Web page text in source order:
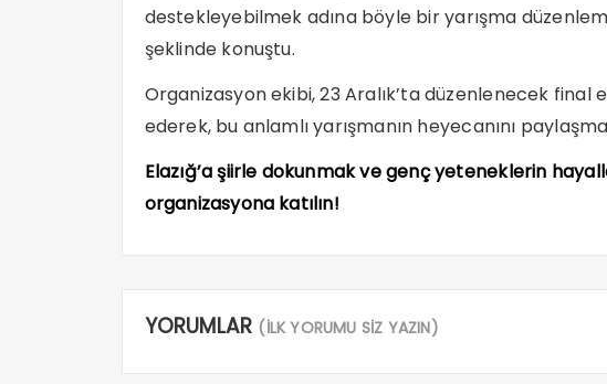
destekleyebilmek adına böyle bir yarışma
şeklinde konuştu.
Organizasyon ekibi, 23 Aralık’ta düzenlenecek final
ederek, bu anlamlı yarışmanın heyecanını
Elazığ’a şiirle dokunmak ve genç yeteneklerin
organizasyona katılın!
YORUMLAR (İLK YORUMU SİZ YAZIN)